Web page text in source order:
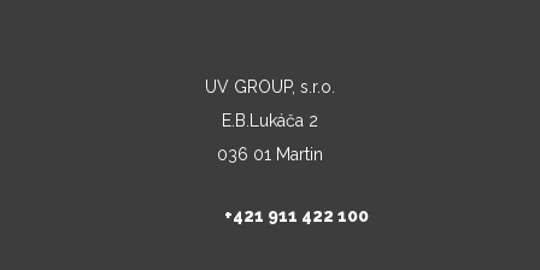
UV GROUP, s.r.o.
E.B.Lukáča 2
036 01 Martin
+421 911 422 100